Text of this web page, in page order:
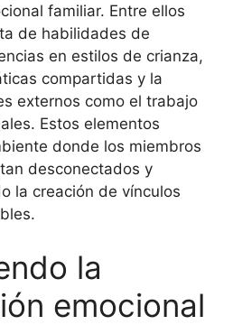
familiar. Entre ellos
de habilidades de
en estilos de crianza,
compartidas y la
externos como el trabajo
Estos elementos
donde los miembros
desconectados y
la creación de vínculos
la
emocional